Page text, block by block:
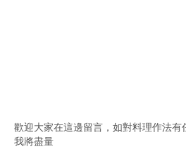
歡迎大家在這邊留言，如對料理作法有
我將盡量